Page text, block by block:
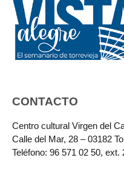
CONTACTO
Centro cultural Virgen del
Calle del Mar, 28 – 03182
Teléfono: 96 571 02 50, ext.